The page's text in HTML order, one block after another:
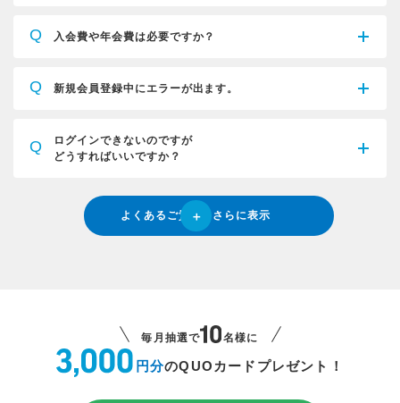
Q 入会費や年会費は必要ですか？
Q 新規会員登録中にエラーが出ます。
Q
ログインできないのですが
どうすればいいですか？
よくあるご質問をさらに表示
毎月抽選で 名様に
円分のQUOカードプレゼント！